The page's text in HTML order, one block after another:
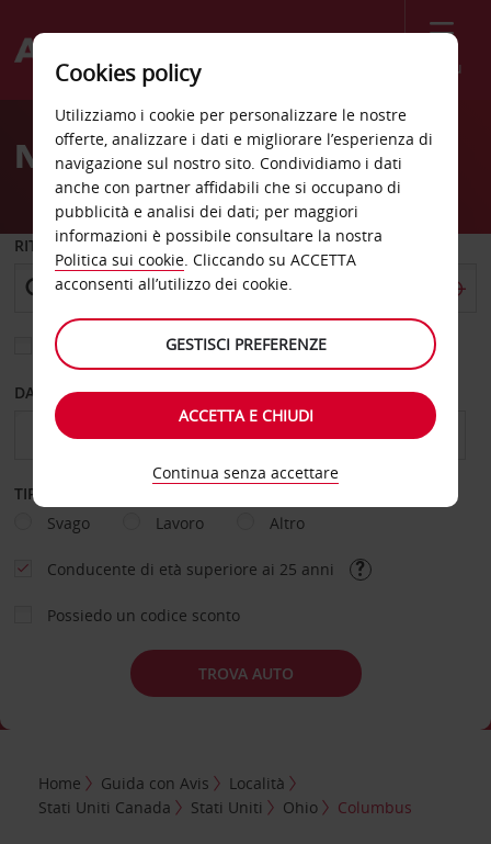
Menù
Welcome
AvisNoleggio auto Columbus
RITIRO DA
Scegli una località di riconsegna diversa
DAL GIORNO AL GIORNO
TIPOLOGIA DI NOLEGGIO
Svago
Lavoro Altro
Conducente di età superiore ai 25 anni
Possiedo un codice sconto
TROVA AUTO
Home Guida con Avis
Località
Stati Uniti Canada
Stati Uniti Ohio Columbus
Cookies policy
Utilizziamo i cookie per personalizzare le nostre
offerte, analizzare i dati e migliorare l’esperienza di
navigazione sul nostro sito. Condividiamo i dati
anche con partner affidabili che si occupano di
pubblicità e analisi dei dati; per maggiori
informazioni è possibile consultare la nostra
Politica sui cookie. Cliccando su ACCETTA
acconsenti all’utilizzo dei cookie.
GESTISCI PREFERENZE
ACCETTA E CHIUDI
Continua senza accettare